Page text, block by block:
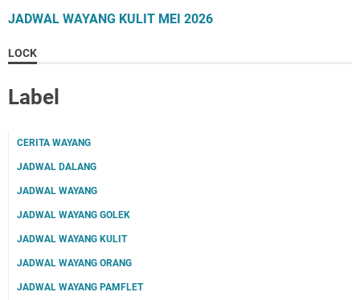
JADWAL WAYANG KULIT MEI 2026
LOCK
Label
CERITA WAYANG
JADWAL DALANG
JADWAL WAYANG
JADWAL WAYANG GOLEK
JADWAL WAYANG KULIT
JADWAL WAYANG ORANG
JADWAL WAYANG PAMFLET